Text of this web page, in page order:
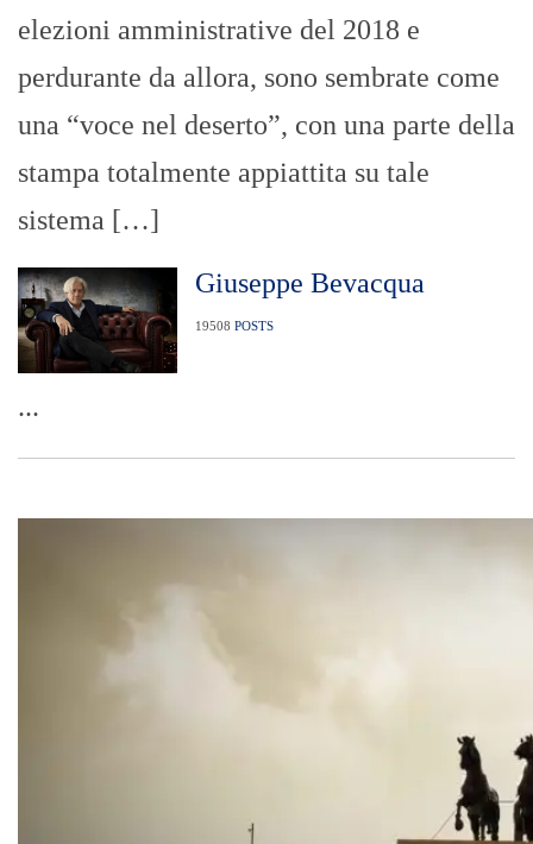
elezioni amministrative del 2018 e
perdurante da allora, sono sembrate come
una “voce nel deserto”, con una parte della
stampa totalmente appiattita su tale
sistema […]
Giuseppe Bevacqua
19508 POSTS
...